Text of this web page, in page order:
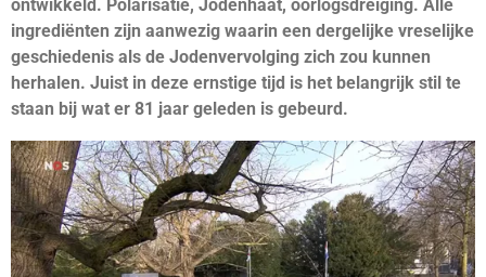
ontwikkeld. Polarisatie, Jodenhaat, oorlogsdreiging. Alle
ingrediënten zijn aanwezig waarin een dergelijke vreselijke
geschiedenis als de Jodenvervolging zich zou kunnen
herhalen. Juist in deze ernstige tijd is het belangrijk stil te
staan bij wat er 81 jaar geleden is gebeurd.